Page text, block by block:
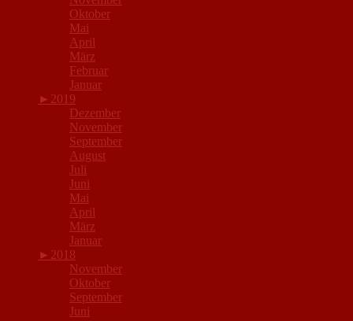
Oktober
Mai
April
März
Februar
Januar
► 2019
Dezember
November
September
August
Juli
Juni
Mai
April
März
Januar
► 2018
November
Oktober
September
Juni